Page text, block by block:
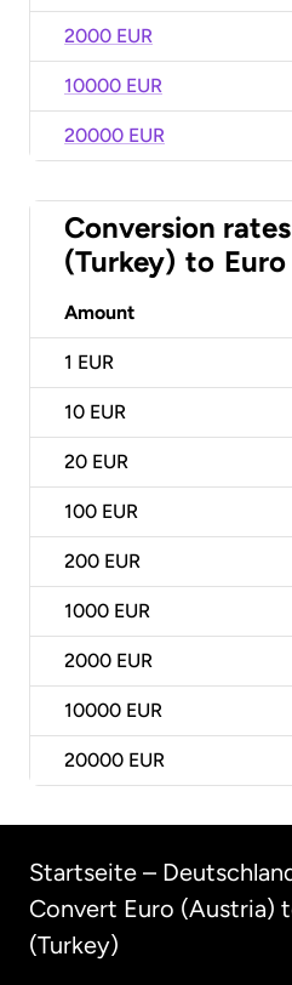
2000 EUR
10000 EUR
20000 EUR
Conversion rates
(Turkey) to Euro
Amount
1 EUR
10 EUR
20 EUR
100 EUR
200 EUR
1000 EUR
2000 EUR
10000 EUR
20000 EUR
Startseite –
Convert Euro (Austria)
(Turkey)